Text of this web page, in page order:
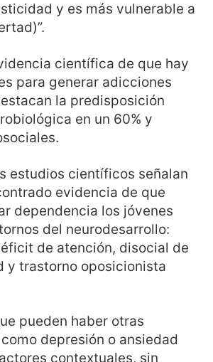
y es más vulnerable a
científica de que hay
para generar adicciones
la predisposición
en un 60% y
estudios científicos señalan
evidencia de que
dependencia los jóvenes
del neurodesarrollo:
de atención, disocial de
y trastorno oposicionista
pueden haber otras
depresión o ansiedad
contextuales, sin